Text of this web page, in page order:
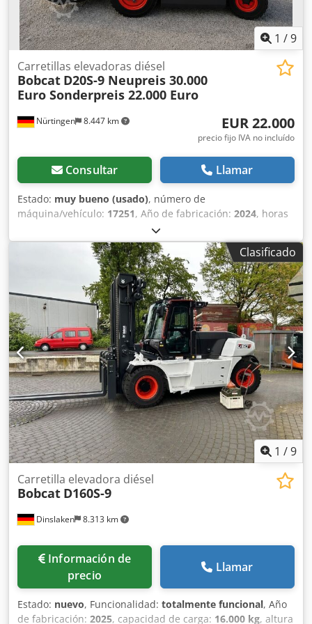
limpiaparabrisas.
1 /9
Nürtingen 8.447 km
Carretillas elevadoras diésel
Bobcat D20S-9 Neupreis 30.000
Euro Sonderpreis 22.000 Euro
EUR 22.000
precio fijo IVA no incluído
Consultar Llamar
Estado: muy bueno (usado), número de
máquina/vehículo: 17251, Año de fabricación: 2024, horas
, capacidad de carga:
altura de elevación:4.730 mm, ascensor libre:1.470 mm,
centro de carga:500 mm, tipo de combustible: diésel, tipo
, altura de construcción:2.190 mm,
longitud de la horquilla:1.050 mm, tamaño del neumático
delantero:7.00-15 5.50, tamaño del neumático trasero:
6.50-10
, peso total:4.053 kg, 5215420 Dodpjzr Db Hefx
Ahqsck Número de serie: FDA2A-5052-00236
Clasificado
1 /9
Dinslaken 8.313 km
Carretilla elevadora diésel
Bobcat D160S-9
Información de
precio
Llamar
Estado: nuevo, Funcionalidad: totalmente funcional, Año
de fabricación: 2025, capacidad de carga: 16.000 kg, altura